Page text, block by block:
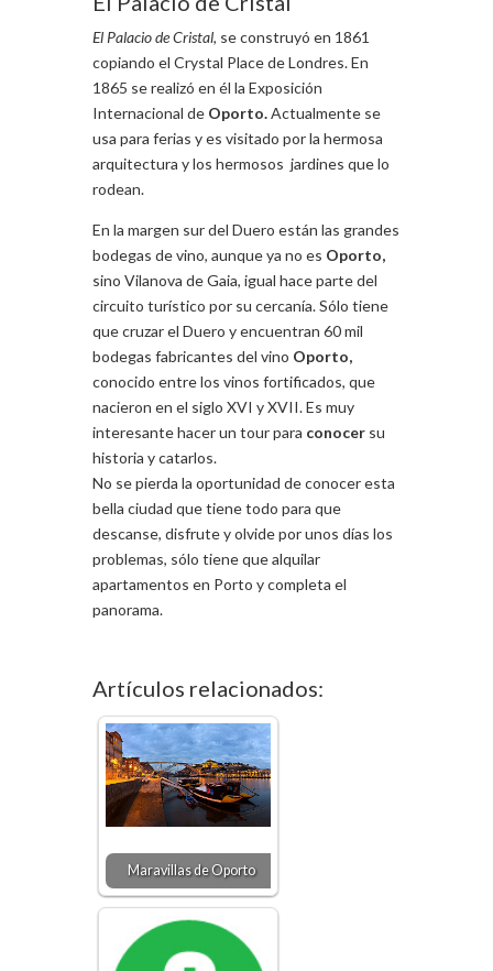
El Palacio de Cristal, se construyó en 1861
copiando el Crystal Place de Londres. En
1865 se realizó en él la Exposición
Internacional de Oporto.Actualmente se
usa para ferias y es visitado por la hermosa
arquitectura y los hermosos jardines que lo
rodean.
En la margen sur del Duero están las grandes
bodegas de vino, aunque ya no es Oporto,
sino Vilanova de Gaia, igual hace parte del
circuito turístico por su cercanía. Sólo tiene
que cruzar el Duero y encuentran 60 mil
bodegas fabricantes del vino Oporto,
conocido entre los vinos fortificados, que
nacieron en el siglo XVI y XVII. Es muy
interesante hacer un tour para conocer su
historia y catarlos.
No se pierda la oportunidad de conocer esta
bella ciudad que tiene todo para que
descanse, disfrute y olvide por unos días los
problemas, sólo tiene que alquilar
apartamentos en Porto y completa el
panorama.
Artículos relacionados:
Maravillas de Oporto